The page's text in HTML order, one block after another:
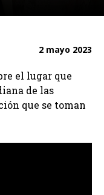
2 mayo 2023
el lugar que
de las
que se toman